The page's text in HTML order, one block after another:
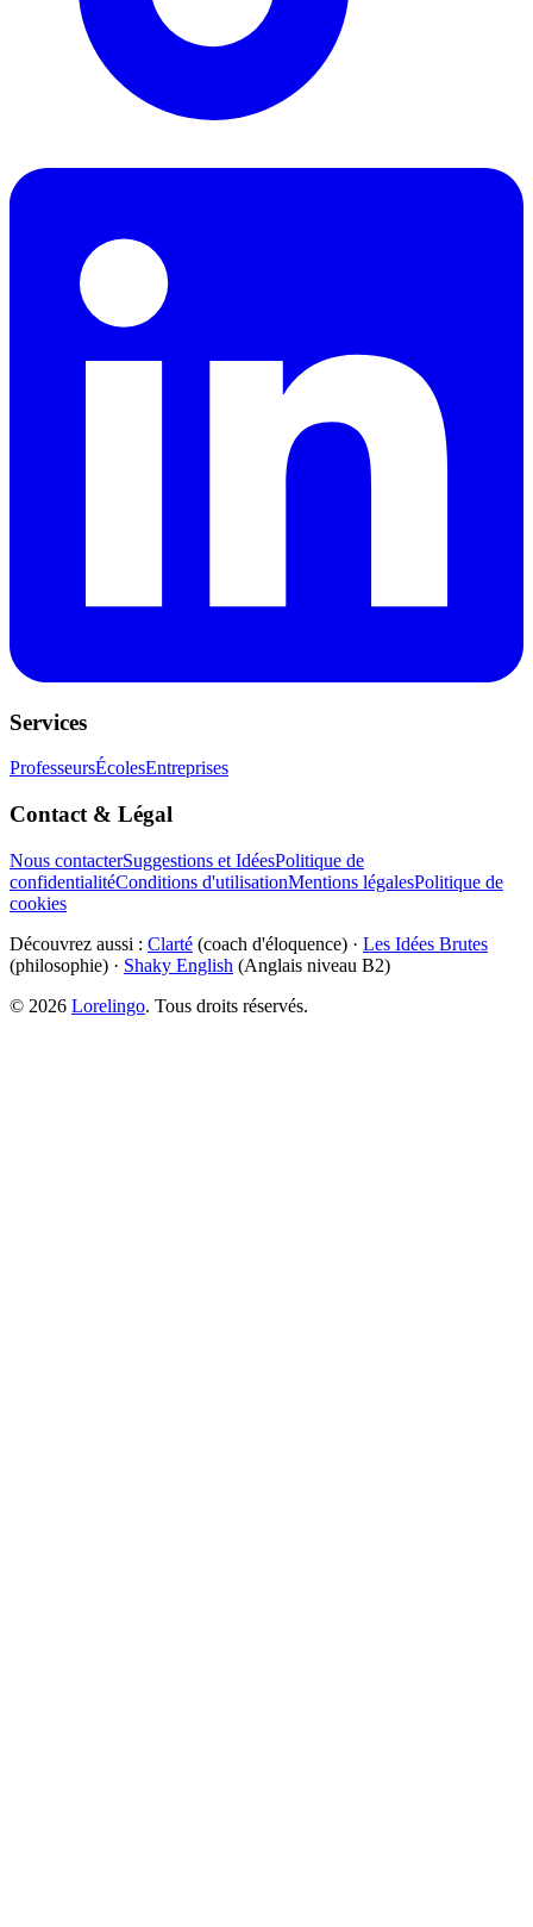
Services
ProfesseursÉcolesEntreprises
Contact & Légal
Nous contacterSuggestions et IdéesPolitique de
confidentialitéConditions d'utilisationMentions légalesPolitique de
cookies
Découvrez aussi : Clarté (coach d'éloquence) · Les Idées Brutes
(philosophie) · Shaky English (Anglais niveau B2)
© 2026 Lorelingo. Tous droits réservés.